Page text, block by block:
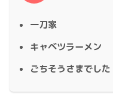
一刀家
キャベツラーメン
ごちそうさまでした